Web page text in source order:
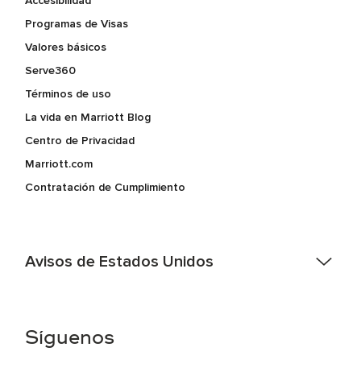
Programas de Visas
Valores básicos
Serve360
Términos de uso
La vida en Marriott Blog
Centro de Privacidad
Marriott.com
Contratación de Cumplimiento
Avisos de Estados Unidos
electrónico hqaffirmativeaction@marriott.com
Síguenos